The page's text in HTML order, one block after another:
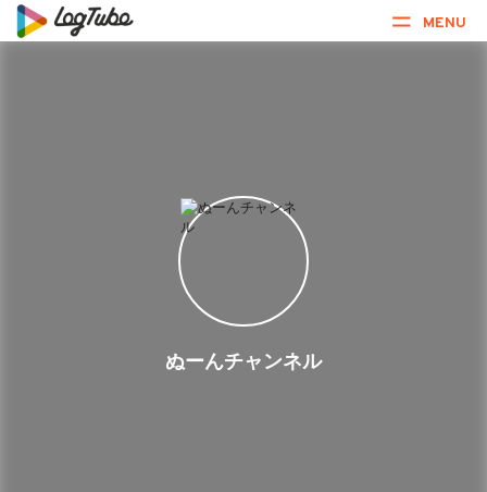
MENU
ぬーんチャンネル